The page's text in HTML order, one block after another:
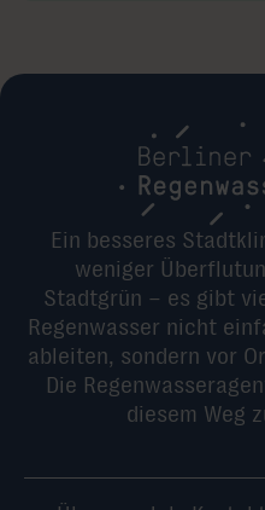
Ein besseres
weniger
Stadtgrün – es gibt
Regenwasser nicht
ableiten, sondern vor
Die
diesem Weg